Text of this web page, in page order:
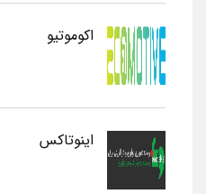
اکوموتیو
اینوتاکس